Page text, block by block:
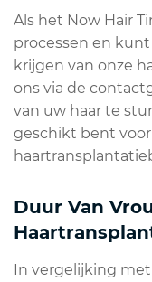
Als het Now Hair
processen en
krijgen van onze
ons via de
van uw haar te
geschikt bent
Duur Van
In vergelijking